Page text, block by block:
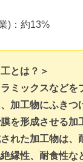
)：約13%
とは？＞
ミックスなどを
加工物にふきつ
を形成させる加
れた加工物は、
縁性、耐食性な